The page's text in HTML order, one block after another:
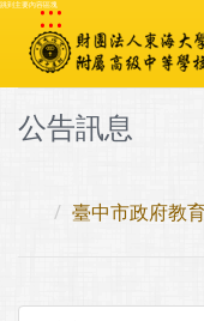
跳到主要內容區塊
:::
公告訊息
臺中市政府教